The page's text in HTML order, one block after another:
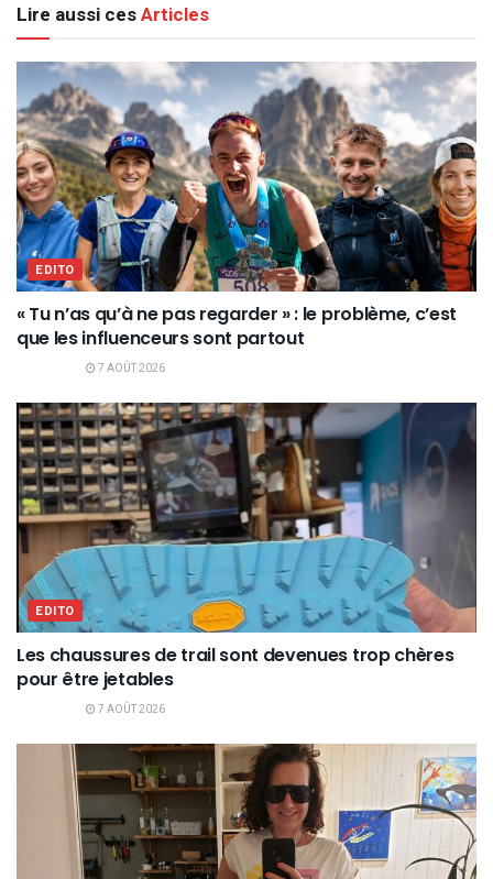
Lire aussi cesArticles
EDITO
« Tu n’as qu’à ne pas regarder » : le problème, c’est
que les influenceurs sont partout
7 AOÛT 2026
EDITO
Les chaussures de trail sont devenues trop chères
pour être jetables
7 AOÛT 2026